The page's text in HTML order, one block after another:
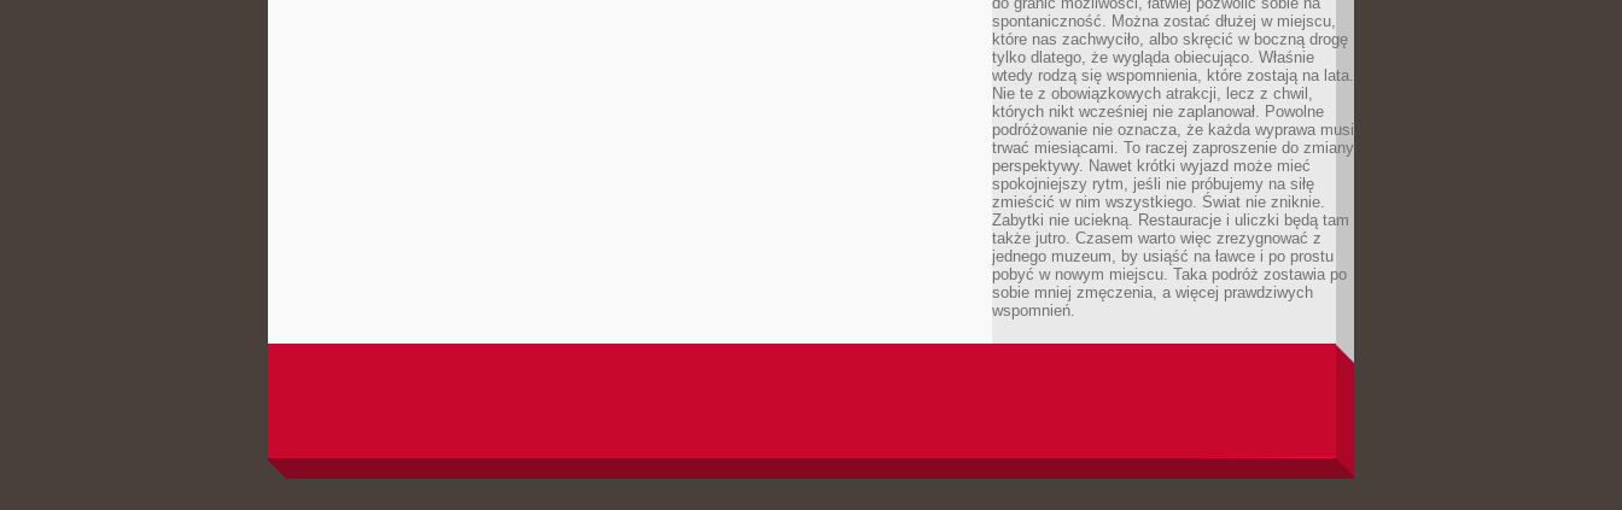
spontaniczność. Można zostać dłużej w miejscu,
które nas zachwyciło, albo skręcić w boczną drogę
tylko dlatego, że wygląda obiecująco. Właśnie
wtedy rodzą się wspomnienia, które zostają na lata.
Nie te z obowiązkowych atrakcji, lecz z chwil,
których nikt wcześniej nie zaplanował. Powolne
podróżowanie nie oznacza, że każda wyprawa musi
trwać miesiącami. To raczej zaproszenie do zmiany
perspektywy. Nawet krótki wyjazd może mieć
spokojniejszy rytm, jeśli nie próbujemy na siłę
zmieścić w nim wszystkiego. Świat nie zniknie.
Zabytki nie uciekną. Restauracje i uliczki będą tam
także jutro. Czasem warto więc zrezygnować z
jednego muzeum, by usiąść na ławce i po prostu
pobyć w nowym miejscu. Taka podróż zostawia po
sobie mniej zmęczenia, a więcej prawdziwych
wspomnień.